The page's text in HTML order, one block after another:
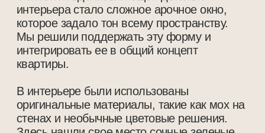
Просторная кухня-гостиная с большим
арочным окном наполнена светом в любое
время дня. Дневное и вечернее освещение
создают волшебную атмосферу, делая
помещение уютным и приветливым.
Высокие двери скрытого монтажа в шпоне
добавляют элегантности и простора.